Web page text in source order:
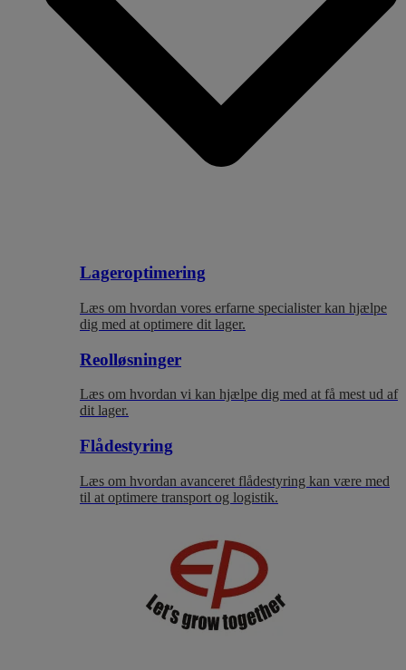
Lageroptimering
Læs om hvordan vores erfarne specialister kan hjælpe
dig med at optimere dit lager.
Reolløsninger
Læs om hvordan vi kan hjælpe dig med at få mest ud af
dit lager.
Flådestyring
Læs om hvordan avanceret flådestyring kan være med
til at optimere transport og logistik.